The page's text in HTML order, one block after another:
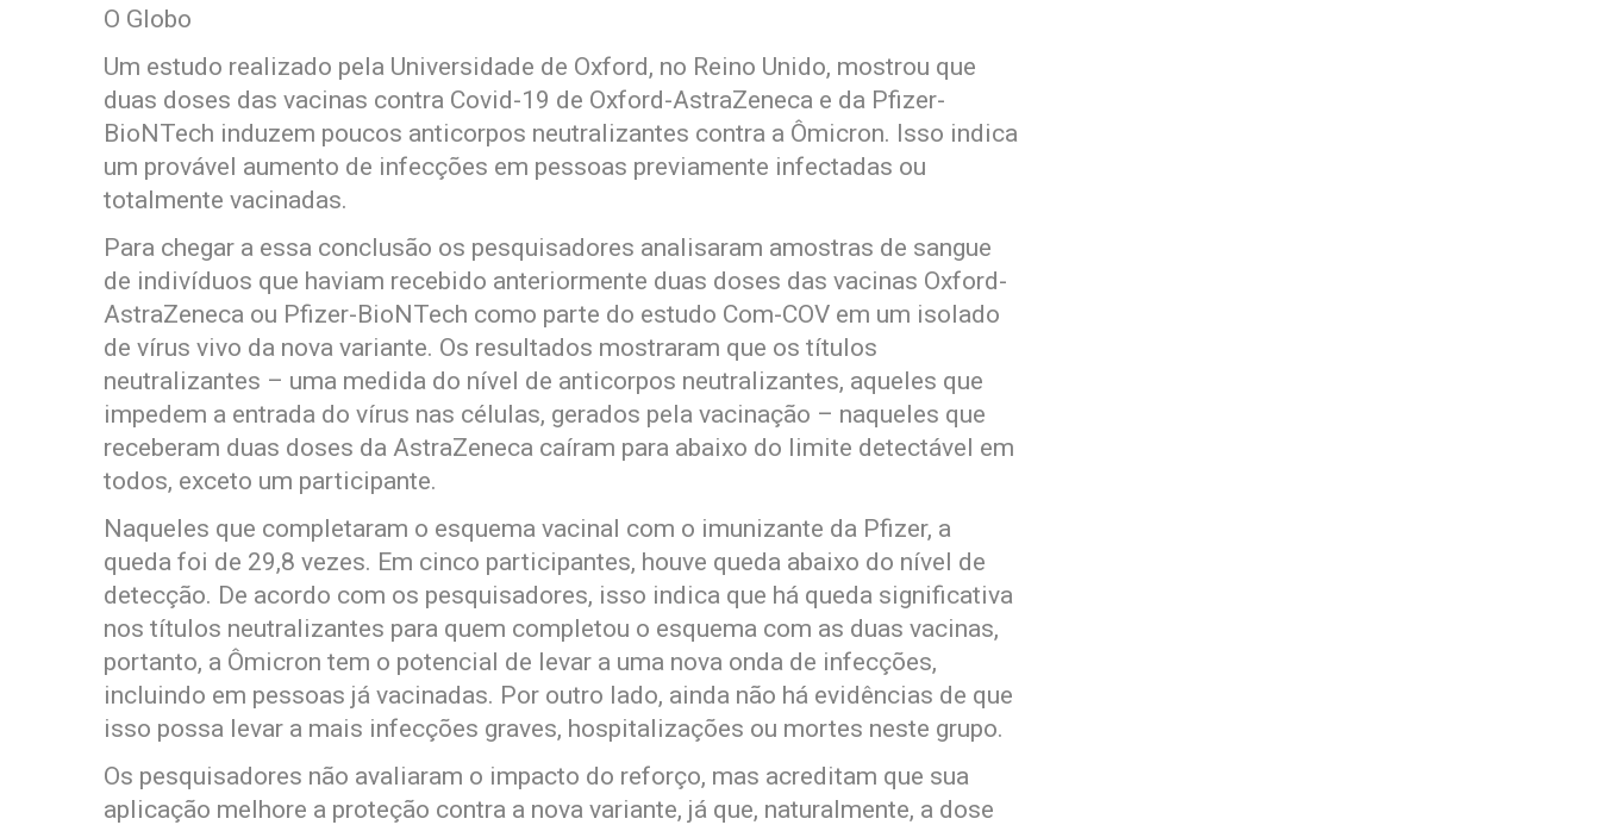
O Globo
Um estudo realizado pela Universidade de Oxford, no Reino Unido, mostrou que
duas doses das vacinas contra Covid-19 de Oxford-AstraZeneca e da Pfizer-
BioNTech induzem poucos anticorpos neutralizantes contra a Ômicron. Isso indica
um provável aumento de infecções em pessoas previamente infectadas ou
totalmente vacinadas.
Para chegar a essa conclusão os pesquisadores analisaram amostras de sangue
de indivíduos que haviam recebido anteriormente duas doses das vacinas Oxford-
AstraZeneca ou Pfizer-BioNTech como parte do estudo Com-COV em um isolado
de vírus vivo da nova variante. Os resultados mostraram que os títulos
neutralizantes – uma medida do nível de anticorpos neutralizantes, aqueles que
impedem a entrada do vírus nas células, gerados pela vacinação – naqueles que
receberam duas doses da AstraZeneca caíram para abaixo do limite detectável em
todos, exceto um participante.
Naqueles que completaram o esquema vacinal com o imunizante da Pfizer, a
queda foi de 29,8 vezes. Em cinco participantes, houve queda abaixo do nível de
detecção. De acordo com os pesquisadores, isso indica que há queda significativa
nos títulos neutralizantes para quem completou o esquema com as duas vacinas,
portanto, a Ômicron tem o potencial de levar a uma nova onda de infecções,
incluindo em pessoas já vacinadas. Por outro lado, ainda não há evidências de que
isso possa levar a mais infecções graves, hospitalizações ou mortes neste grupo.
Os pesquisadores não avaliaram o impacto do reforço, mas acreditam que sua
aplicação melhore a proteção contra a nova variante, já que, naturalmente, a dose